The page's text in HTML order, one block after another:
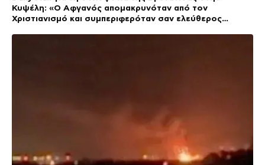
Κυψέλη: «Ο Αφγανός απομακρυνόταν από τον
Χριστιανισμό και συμπεριφερόταν σαν ελεύθερος